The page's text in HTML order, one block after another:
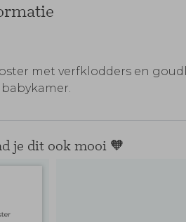
met verfklodders en
je dit ook mooi 🧡